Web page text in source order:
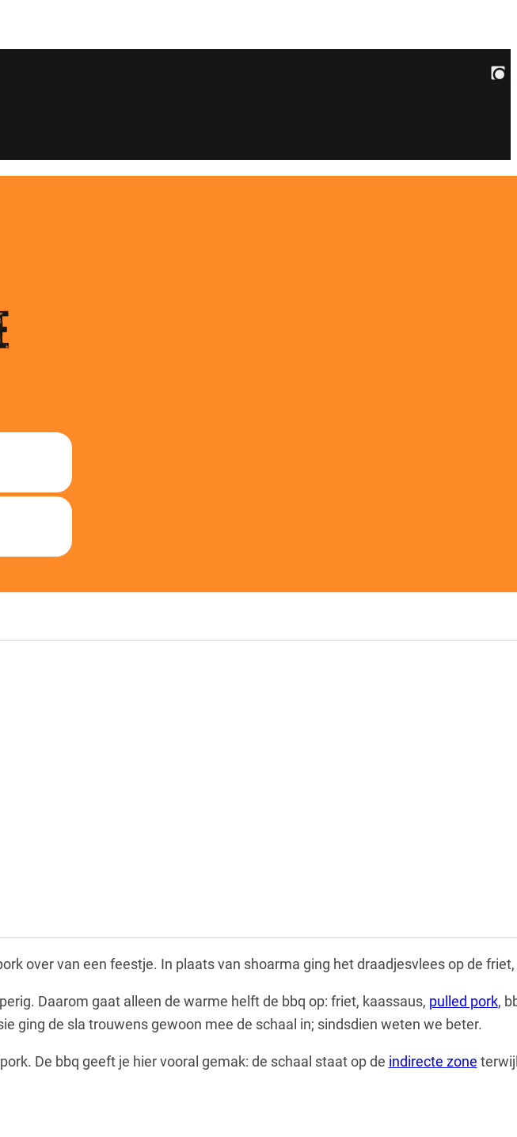
over van een feestje. In plaats van shoarma ging het draadjesvlees op de
Daarom gaat alleen de warme helft de bbq op: friet, kaassaus, pulled pork,
ging de sla trouwens gewoon mee de schaal in; sindsdien weten we beter.
De bbq geeft je hier vooral gemak: de schaal staat op de indirecte zone